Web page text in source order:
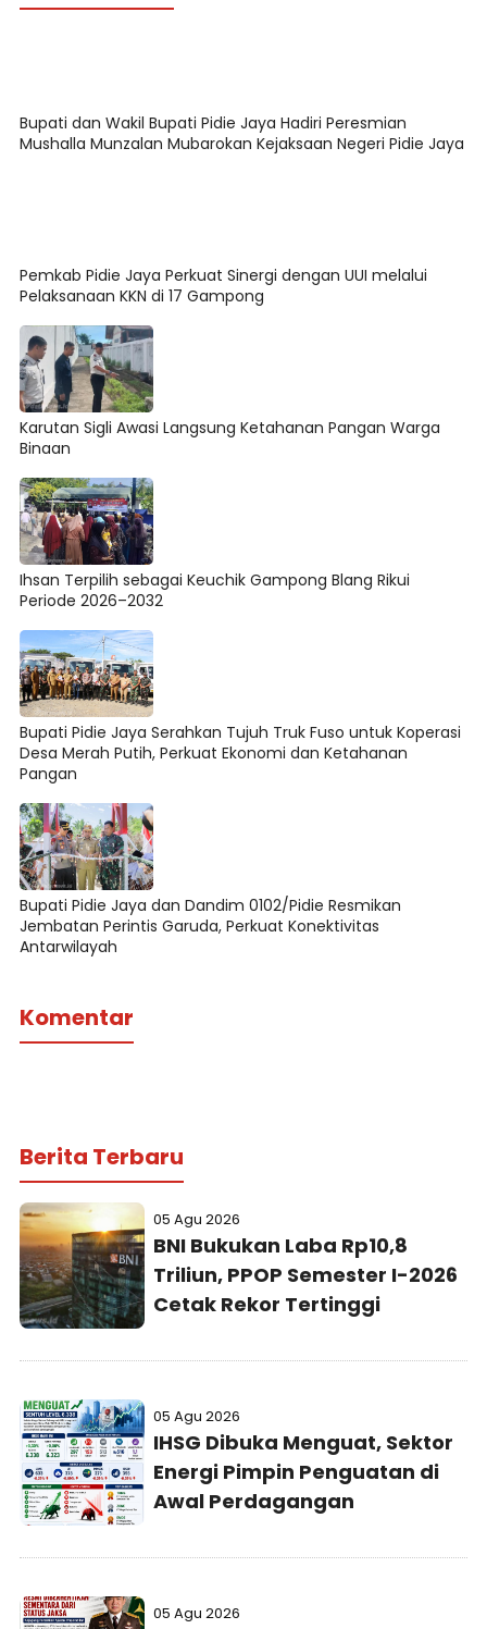
Bupati dan Wakil Bupati Pidie Jaya Hadiri Peresmian
Mushalla Munzalan Mubarokan Kejaksaan Negeri Pidie Jaya
Pemkab Pidie Jaya Perkuat Sinergi dengan UUI melalui
Pelaksanaan KKN di 17 Gampong
Karutan Sigli Awasi Langsung Ketahanan Pangan Warga
Binaan
Ihsan Terpilih sebagai Keuchik Gampong Blang Rikui
Periode 2026–2032
Bupati Pidie Jaya Serahkan Tujuh Truk Fuso untuk Koperasi
Desa Merah Putih, Perkuat Ekonomi dan Ketahanan
Pangan
Bupati Pidie Jaya dan Dandim 0102/Pidie Resmikan
Jembatan Perintis Garuda, Perkuat Konektivitas
Antarwilayah
Komentar
Berita Terbaru
05 Agu 2026
BNI Bukukan Laba Rp10,8
Triliun, PPOP Semester I-2026
Cetak Rekor Tertinggi
05 Agu 2026
IHSG Dibuka Menguat, Sektor
Energi Pimpin Penguatan di
Awal Perdagangan
05 Agu 2026